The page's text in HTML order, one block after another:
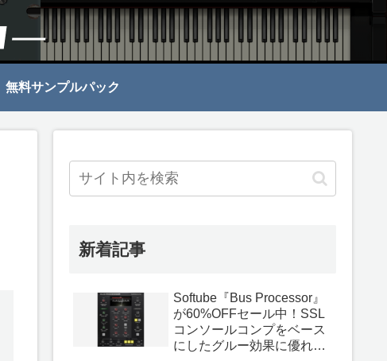
無料サンプルパック
新着記事
Softube『Bus Processor』
が60%OFFセール中！SSL
コンソールコンプをベース
にしたグルー効果に優れて